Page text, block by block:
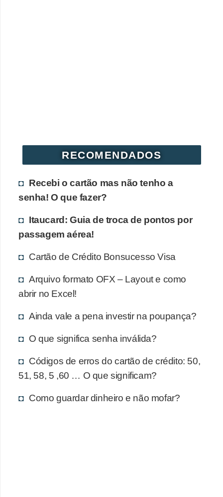
RECOMENDADOS
Recebi o cartão mas não tenho a
senha! O que fazer?
Itaucard: Guia de troca de pontos por
passagem aérea!
Cartão de Crédito Bonsucesso Visa
Arquivo formato OFX – Layout e como
abrir no Excel!
Ainda vale a pena investir na poupança?
O que significa senha inválida?
Códigos de erros do cartão de crédito: 50,
51, 58, 5 ,60 … O que significam?
Como guardar dinheiro e não mofar?
e
d
é
b
t
o
E
d
u
a
ç
o
f
i